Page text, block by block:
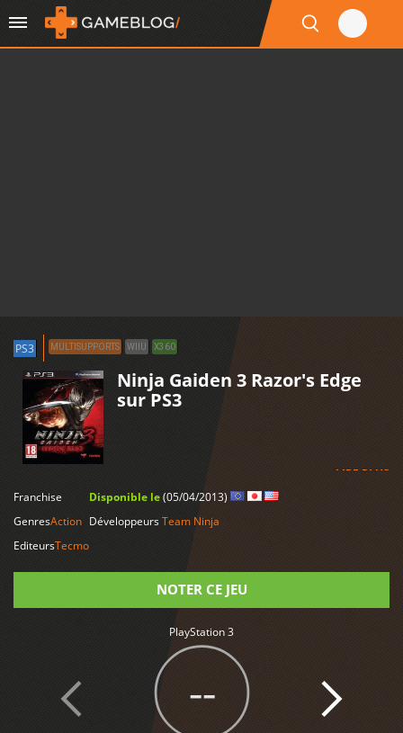
PS3 MULTISUPPORTS WIIU X360
Ninja Gaiden 3 Razor's Edge
sur PS3
LIRE PLUS
Franchise
GenresAction
EditeursTecmo
Disponible le(05/04/2013)
DéveloppeursTeam Ninja
NOTER CE JEU
PlayStation 3
--